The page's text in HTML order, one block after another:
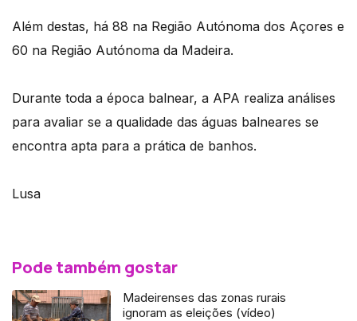
Além destas, há 88 na Região Autónoma dos Açores e
60 na Região Autónoma da Madeira.
Durante toda a época balnear, a APA realiza análises
para avaliar se a qualidade das águas balneares se
encontra apta para a prática de banhos.
Lusa
Pode também gostar
Madeirenses das zonas rurais
ignoram as eleições (vídeo)